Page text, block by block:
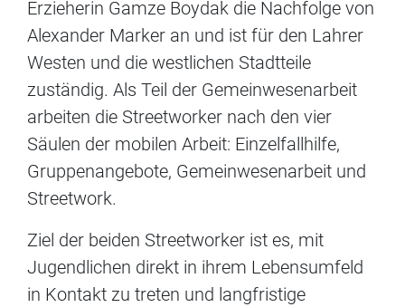
Erzieherin Gamze Boydak die Nachfolge von
Alexander Marker an und ist für den Lahrer
Westen und die westlichen Stadtteile
zuständig. Als Teil der Gemeinwesenarbeit
arbeiten die Streetworker nach den vier
Säulen der mobilen Arbeit: Einzelfallhilfe,
Gruppenangebote, Gemeinwesenarbeit und
Streetwork.
Ziel der beiden Streetworker ist es, mit
Jugendlichen direkt in ihrem Lebensumfeld
in Kontakt zu treten und langfristige